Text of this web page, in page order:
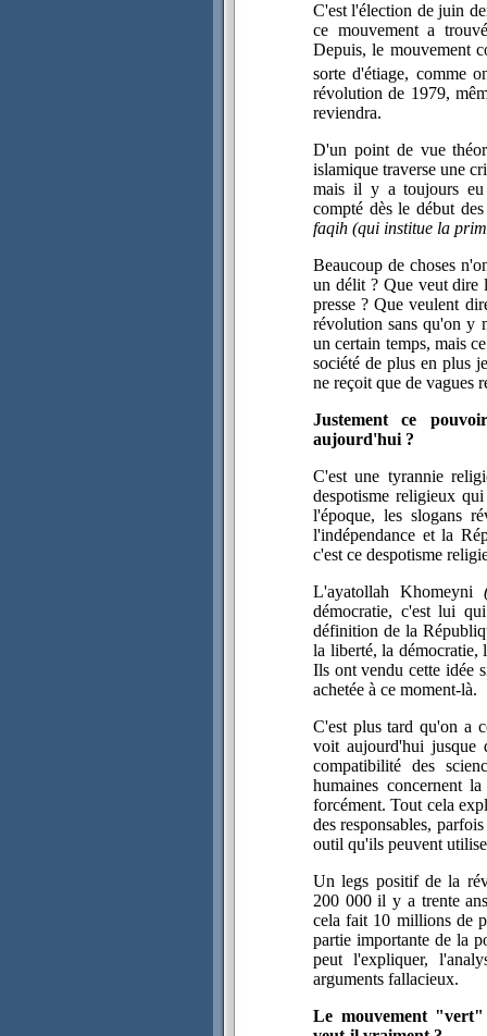
C'est l'élection de juin
ce mouvement a
Depuis, le mouvement
sorte d'étiage, comme
révolution de 1979,
reviendra.
D'un point de vue
islamique traverse une
mais il y a toujours eu
compté dès le début
faqih (qui institue la
Beaucoup de choses
un délit ? Que veut dire
presse ? Que veulent
révolution sans qu'on y
un certain temps, mais
société de plus en plus
ne reçoit que de vagues
Justement ce
aujourd'hui ?
C'est une tyrannie
despotisme religieux
l'époque, les slogans
l'indépendance et la
c'est ce despotisme
L'ayatollah Khomeyni
démocratie, c'est lui
définition de la
la liberté, la démocratie,
Ils ont vendu cette idée
achetée à ce moment-là.
C'est plus tard qu'on a
voit aujourd'hui jusque
compatibilité des
humaines concernent
forcément. Tout cela
des responsables,
outil qu'ils peuvent
Un legs positif de la
200 000 il y a trente
cela fait 10 millions de
partie importante de la
peut l'expliquer,
arguments fallacieux.
Le mouvement "vert"